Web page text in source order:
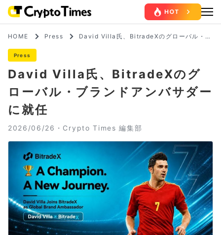
HOME Press
David Villa氏、BitradeXのグローバル・ブ
Press
David Villa氏、BitradeXのグ
ローバル・ブランドアンバサダー
に就任
2026/06/26・ Crypto Times 編集部